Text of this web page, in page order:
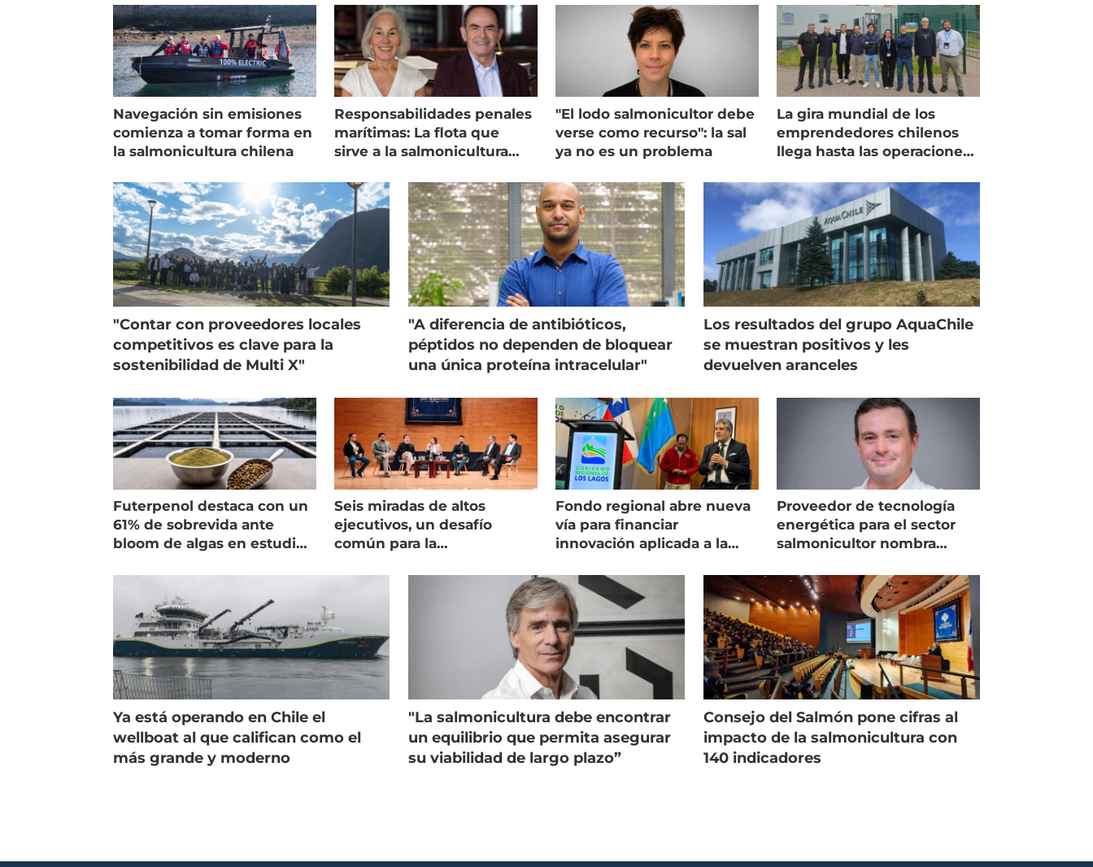
Navegación sin emisiones
comienza a tomar forma en
la salmonicultura chilena
Responsabilidades penales
marítimas: La flota que
sirve a la salmonicultura
"El lodo salmonicultor debe
verse como recurso": la sal
ya no es un problema
La gira mundial de los
emprendedores chilenos
llega hasta las operaciones
"Contar con proveedores locales
competitivos es clave para la
sostenibilidad de Multi X"
"A diferencia de antibióticos,
péptidos no dependen de bloquear
una única proteína intracelular"
Los resultados del grupo AquaChile
se muestran positivos y les
devuelven aranceles
Futerpenol destaca con un
61% de sobrevida ante
bloom de algas en estudio
Seis miradas de altos
ejecutivos, un desafío
común para la
Fondo regional abre nueva
vía para financiar
innovación aplicada a la
Proveedor de tecnología
energética para el sector
salmonicultor nombra
Ya está operando en Chile el
wellboat al que califican como el
más grande y moderno
"La salmonicultura debe encontrar
un equilibrio que permita asegurar
su viabilidad de largo plazo”
Consejo del Salmón pone cifras al
impacto de la salmonicultura con
140 indicadores